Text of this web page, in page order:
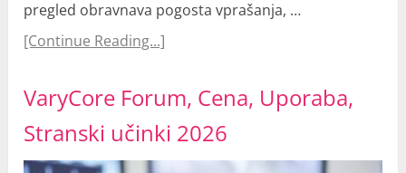
pregled obravnava pogosta vprašanja, …
[Continue Reading...]
VaryCore Forum, Cena, Uporaba,
Stranski učinki 2026